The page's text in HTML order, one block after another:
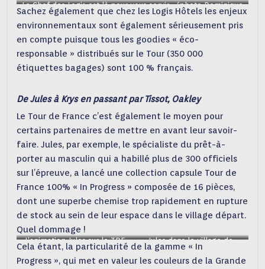
Le Chef des Logis est là pour vous servir… (photo Dominique
ROUDY)
Sachez également que chez les Logis Hôtels les enjeux
environnementaux sont également sérieusement pris
en compte puisque tous les goodies « éco-
responsable » distribués sur le Tour (350 000
étiquettes bagages) sont 100 % français.
De Jules à Krys en passant par Tissot, Oakley
Le Tour de France c’est également le moyen pour
certains partenaires de mettre en avant leur savoir-
faire. Jules, par exemple, le spécialiste du prêt-à-
porter au masculin qui a habillé plus de 300 officiels
sur l’épreuve, a lancé une collection capsule Tour de
France 100% « In Progress » composée de 16 pièces,
dont une superbe chemise trop rapidement en rupture
de stock au sein de leur espace dans le village départ.
Quel dommage !
L’animation Jules sur le TDF
avec le mur de vêtements
recyclés et compactés.
Jules dans le village de
départ
Cela étant, la particularité de la gamme « In
Progress », qui met en valeur les couleurs de la Grande